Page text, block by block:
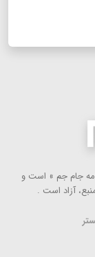
جام جم » است و
آزاد است .